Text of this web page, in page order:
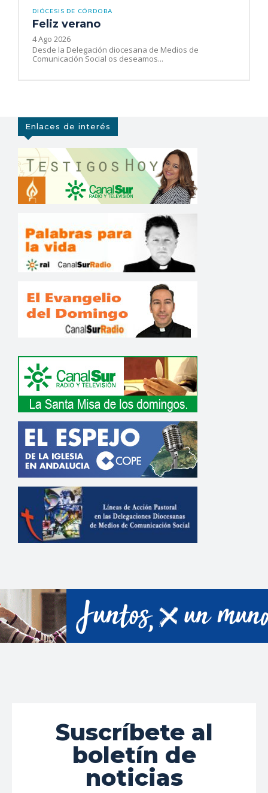
DIÓCESIS DE CÓRDOBA
Feliz verano
4 Ago 2026
Desde la Delegación diocesana de Medios de
Comunicación Social os deseamos...
Enlaces de interés
Suscríbete al
boletín de
noticias